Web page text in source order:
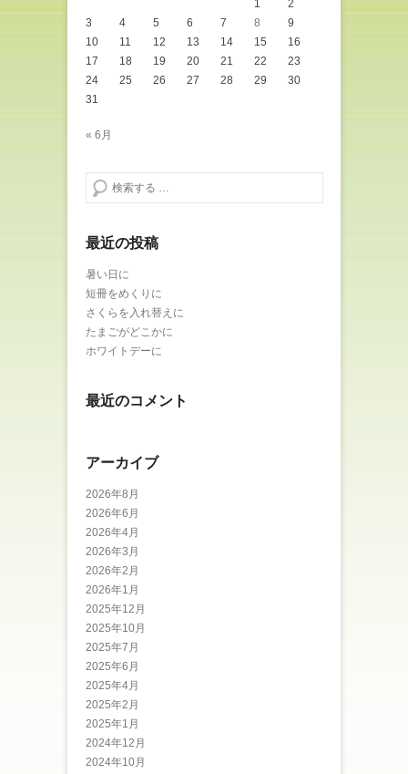
1
2
3
4 5 6 7 8
9
10
11 12 13 14 15
16
17
18 19 20 21 22
23
24
25 26 27 28 29
30
31
« 6月
検索する
最近の投稿
暑い日に
短冊をめくりに
さくらを入れ替えに
たまごがどこかに
ホワイトデーに
最近のコメント
アーカイブ
2026年8月
2026年6月
2026年4月
2026年3月
2026年2月
2026年1月
2025年12月
2025年10月
2025年7月
2025年6月
2025年4月
2025年2月
2025年1月
2024年12月
2024年10月